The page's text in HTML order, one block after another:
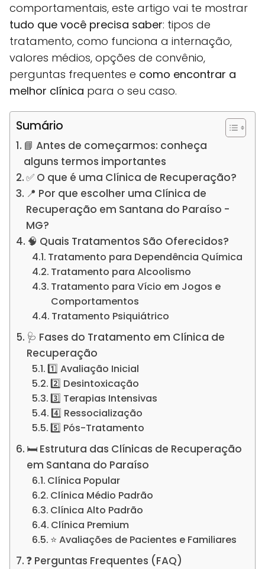
comportamentais, este artigo vai te mostrar
tudo que você precisa saber: tipos de
tratamento, como funciona a internação,
valores médios, opções de convênio,
perguntas frequentes e como encontrar a
melhor clínica para o seu caso.
Sumário
📘 Antes de começarmos: conheça
alguns termos importantes
✅ O que é uma Clínica de Recuperação?
📍 Por que escolher uma Clínica de
Recuperação em Santana do Paraíso -
MG?
🧠 Quais Tratamentos São Oferecidos?
Tratamento para Dependência Química
Tratamento para Alcoolismo
Tratamento para Vício em Jogos e
Comportamentos
Tratamento Psiquiátrico
🩺 Fases do Tratamento em Clínica de
Recuperação
1️⃣ Avaliação Inicial
2️⃣ Desintoxicação
3️⃣ Terapias Intensivas
4️⃣ Ressocialização
5️⃣ Pós-Tratamento
🛏️ Estrutura das Clínicas de Recuperação
em Santana do Paraíso
Clínica Popular
Clínica Médio Padrão
Clínica Alto Padrão
Clínica Premium
⭐ Avaliações de Pacientes e Familiares
❓ Perguntas Frequentes (FAQ)